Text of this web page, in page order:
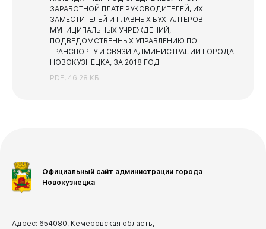
ЗАРАБОТНОЙ ПЛАТЕ РУКОВОДИТЕЛЕЙ, ИХ
ЗАМЕСТИТЕЛЕЙ И ГЛАВНЫХ БУХГАЛТЕРОВ
МУНИЦИПАЛЬНЫХ УЧРЕЖДЕНИЙ,
ПОДВЕДОМСТВЕННЫХ УПРАВЛЕНИЮ ПО
ТРАНСПОРТУ И СВЯЗИ АДМИНИСТРАЦИИ ГОРОДА
НОВОКУЗНЕЦКА, ЗА 2018 ГОД
PDF, 46.28 КБ
Официальный сайт администрации города
Новокузнецка
Адрес: 654080, Кемеровская область,